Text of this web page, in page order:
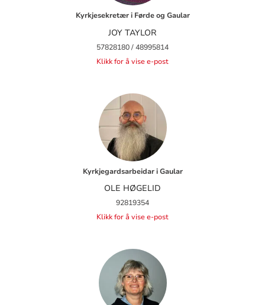
Kyrkjesekretær i Førde og Gaular
JOY TAYLOR
57828180 / 48995814
Klikk for å vise e-post
Kyrkjegardsarbeidar i Gaular
OLE HØGELID
92819354
Klikk for å vise e-post